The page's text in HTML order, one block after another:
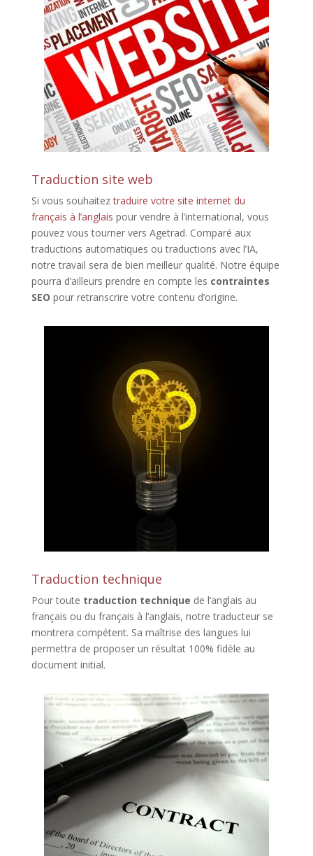
Traduction site web
Si vous souhaiteztraduire votre site internet du
français à l’anglais pour vendre à l’international, vous
pouvez vous tourner vers Agetrad. Comparé aux
traductions automatiques ou traductions avec l’IA,
notre travail sera de bien meilleur qualité. Notre équipe
pourra d’ailleurs prendre en compte les contraintes
SEO pour retranscrire votre contenu d’origine.
Traduction technique
Pour toute traduction technique de l’anglais au
français ou du français à l’anglais, notre traducteur se
montrera compétent. Sa maîtrise des langues lui
permettra de proposer un résultat 100% fidèle au
document initial.